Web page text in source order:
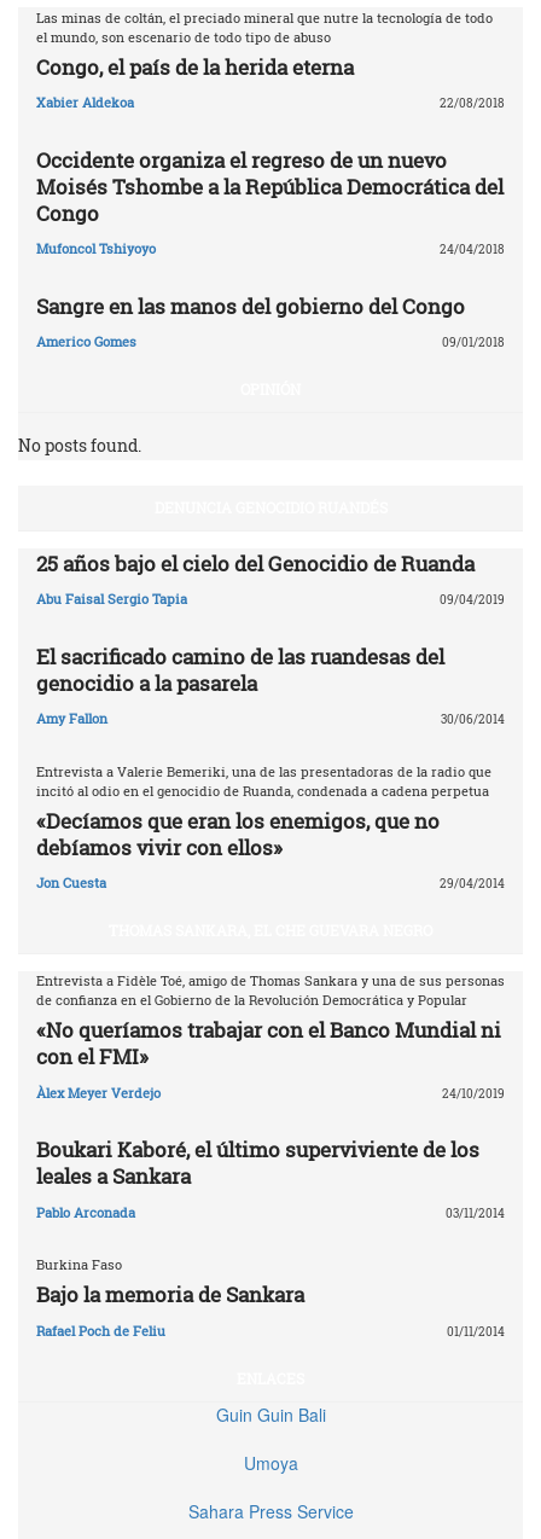
Las minas de coltán, el preciado mineral que nutre la tecnología de todo
el mundo, son escenario de todo tipo de abuso
Congo, el país de la herida eterna
Xabier Aldekoa 22/08/2018
Occidente organiza el regreso de un nuevo
Moisés Tshombe a la República Democrática del
Congo
Mufoncol Tshiyoyo 24/04/2018
Sangre en las manos del gobierno del Congo
Americo Gomes 09/01/2018
No posts found.
25 años bajo el cielo del Genocidio de Ruanda
Abu Faisal Sergio Tapia 09/04/2019
El sacrificado camino de las ruandesas del
genocidio a la pasarela
Amy Fallon 30/06/2014
Entrevista a Valerie Bemeriki, una de las presentadoras de la radio que
incitó al odio en el genocidio de Ruanda, condenada a cadena perpetua
«Decíamos que eran los enemigos, que no
debíamos vivir con ellos»
Jon Cuesta 29/04/2014
Entrevista a Fidèle Toé, amigo de Thomas Sankara y una de sus personas
de confianza en el Gobierno de la Revolución Democrática y Popular
«No queríamos trabajar con el Banco Mundial ni
con el FMI»
Àlex Meyer Verdejo 24/10/2019
Boukari Kaboré, el último superviviente de los
leales a Sankara
Pablo Arconada 03/11/2014
Burkina Faso
Bajo la memoria de Sankara
Rafael Poch de Feliu 01/11/2014
Guin Guin Bali
Umoya
Sahara Press Service